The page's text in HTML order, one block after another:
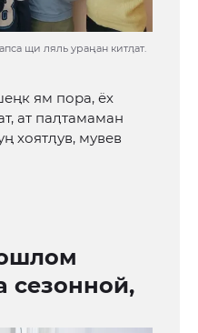
щи ляль ураңан китӆат.
ям пора, ёх
ат паӆтамаман
хоятӆув, мувев
сезонной,